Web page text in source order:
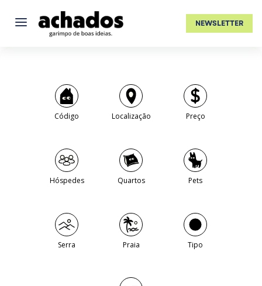
NEWSLETTER
Código Localização Preço
Hóspedes Quartos Pets
Serra Praia Tipo